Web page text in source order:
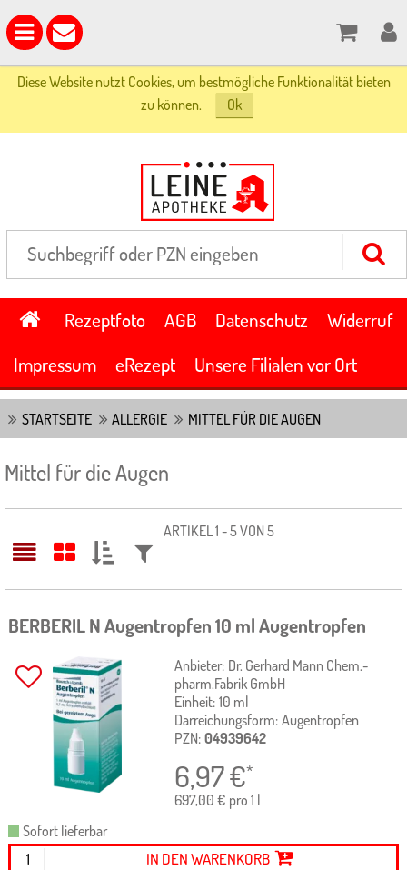
Diese Website nutzt Cookies, um bestmögliche Funktionalität bieten
zu können.
Ok
Rezeptfoto AGB Datenschutz
Widerruf
Impressum
eRezept Unsere Filialen vor Ort
STARTSEITE ALLERGIE MITTEL FÜR DIE AUGEN
Mittel für die Augen
SORTIEREN
FILTERN
ARTIKEL 1 - 5 VON 5
BERBERIL N Augentropfen10 mlAugentropfen
Anbieter: Dr. Gerhard Mann Chem.-
pharm.Fabrik GmbH
Einheit: 10 ml
Darreichungsform: Augentropfen
PZN: 04939642
6,97€*
697,00 € pro 1 l
Sofort lieferbar
IN DEN WARENKORB